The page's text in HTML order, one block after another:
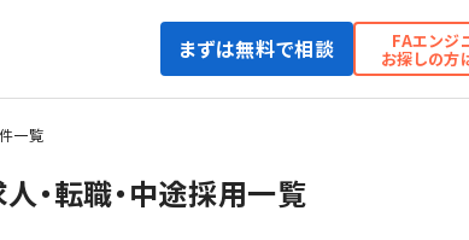
まずは無料で相談 FAエンジ
お探しの方
一覧
・転職・中途採用一覧